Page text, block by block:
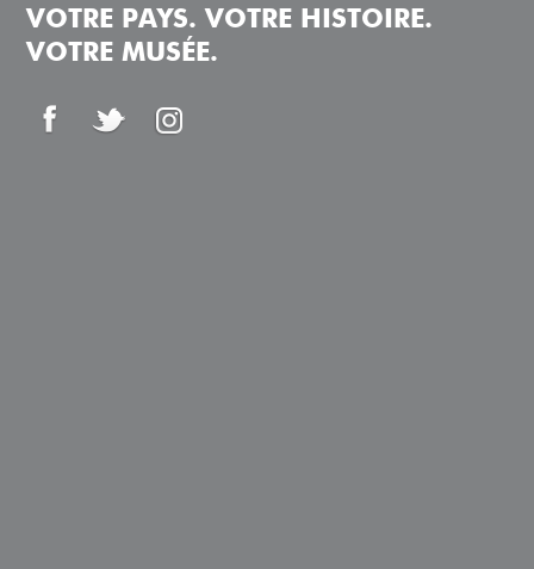
VOTRE PAYS. VOTRE HISTOIRE.
VOTRE MUSÉE.